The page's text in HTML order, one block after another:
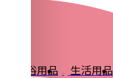
衛浴用品 生活用品